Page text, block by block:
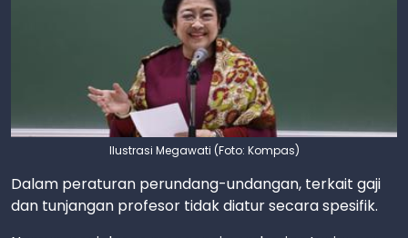
Ilustrasi Megawati (Foto: Kompas)
Dalam peraturan perundang-undangan, terkait gaji
dan tunjangan profesor tidak diatur secara spesifik.